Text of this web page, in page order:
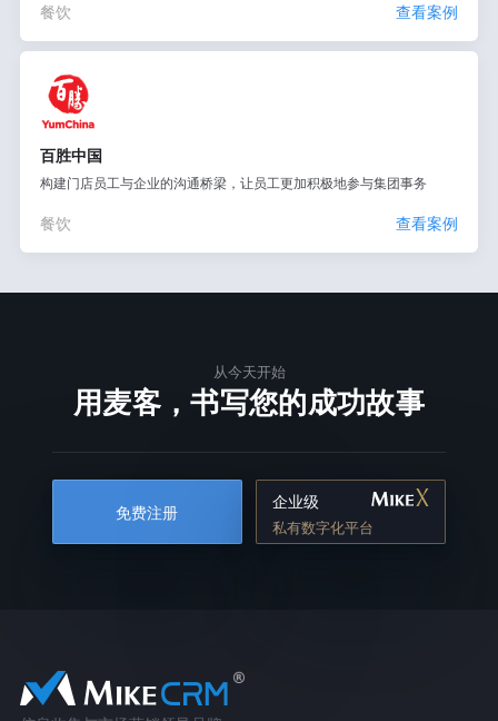
餐饮 查看案例
百胜中国
构建门店员工与企业的沟通桥梁，让员工更加积极地参与集团事务
餐饮 查看案例
从今天开始
用麦客，书写您的成功故事
免费注册
企业级
私有数字化平台